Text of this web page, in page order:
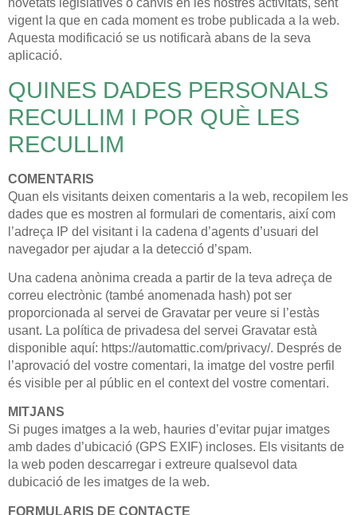
novetats legislatives o canvis en les nostres activitats, sent
vigent la que en cada moment es trobe publicada a la web.
Aquesta modificació se us notificarà abans de la seva
aplicació.
QUINES DADES PERSONALS
RECULLIM I POR QUÈ LES
RECULLIM
COMENTARIS
Quan els visitants deixen comentaris a la web, recopilem les
dades que es mostren al formulari de comentaris, així com
l’adreça IP del visitant i la cadena d’agents d’usuari del
navegador per ajudar a la detecció d’spam.
Una cadena anònima creada a partir de la teva adreça de
correu electrònic (també anomenada hash) pot ser
proporcionada al servei de Gravatar per veure si l’estàs
usant. La política de privadesa del servei Gravatar està
disponible aquí: https://automattic.com/privacy/. Després de
l’aprovació del vostre comentari, la imatge del vostre perfil
és visible per al públic en el context del vostre comentari.
MITJANS
Si puges imatges a la web, hauries d’evitar pujar imatges
amb dades d’ubicació (GPS EXIF) incloses. Els visitants de
la web poden descarregar i extreure qualsevol data
dubicació de les imatges de la web.
FORMULARIS DE CONTACTE